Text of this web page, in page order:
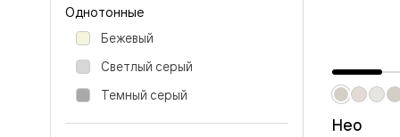
Тоскана
Плано
Тоскана
Грильято
Однотонные
Бежевый
Светлый серый
Темный серый
Нео